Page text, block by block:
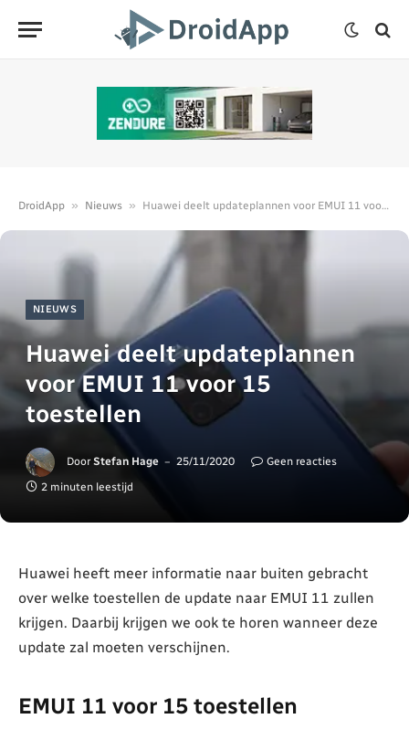
DroidApp » Nieuws » Huawei deelt updateplannen voor EMUI 11 voor 15 toestellen
NIEUWS
Huawei deelt updateplannen
voor EMUI 11 voor 15
toestellen
Door Stefan Hage 25/11/2020
Geen reacties
2 minuten leestijd
Huawei heeft meer informatie naar buiten gebracht
over welke toestellen de update naar EMUI 11 zullen
krijgen. Daarbij krijgen we ook te horen wanneer deze
update zal moeten verschijnen.
EMUI 11 voor 15 toestellen